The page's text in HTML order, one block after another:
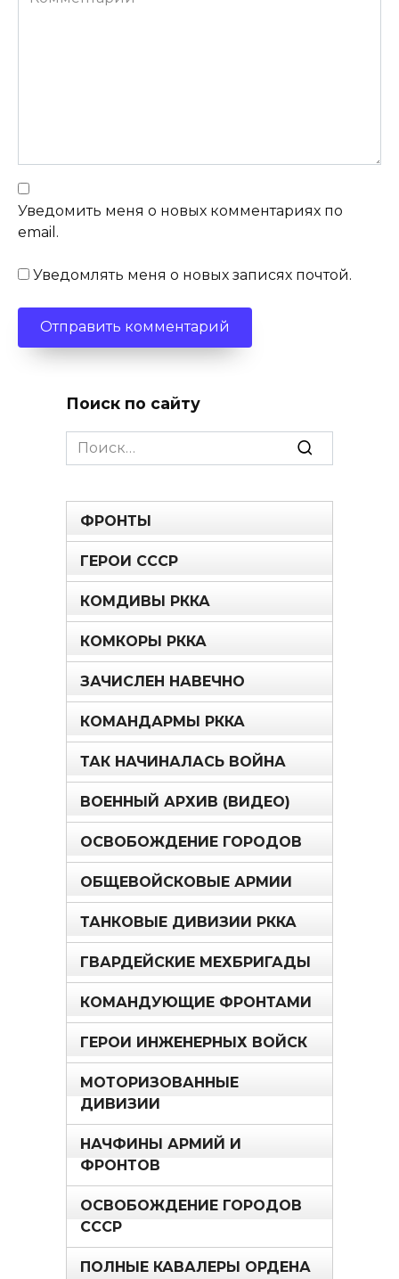
Уведомить меня о новых комментариях по
email.
Уведомлять меня о новых записях почтой.
Поиск по сайту
Search
for:
ФРОНТЫ
ГЕРОИ СССР
КОМДИВЫ РККА
КОМКОРЫ РККА
ЗАЧИСЛЕН НАВЕЧНО
КОМАНДАРМЫ РККА
ТАК НАЧИНАЛАСЬ ВОЙНА
ВОЕННЫЙ АРХИВ (ВИДЕО)
ОСВОБОЖДЕНИЕ ГОРОДОВ
ОБЩЕВОЙСКОВЫЕ АРМИИ
ТАНКОВЫЕ ДИВИЗИИ РККА
ГВАРДЕЙСКИЕ МЕХБРИГАДЫ
КОМАНДУЮЩИЕ ФРОНТАМИ
ГЕРОИ ИНЖЕНЕРНЫХ ВОЙСК
МОТОРИЗОВАННЫЕ
ДИВИЗИИ
НАЧФИНЫ АРМИЙ И
ФРОНТОВ
ОСВОБОЖДЕНИЕ ГОРОДОВ
СССР
ПОЛНЫЕ КАВАЛЕРЫ ОРДЕНА